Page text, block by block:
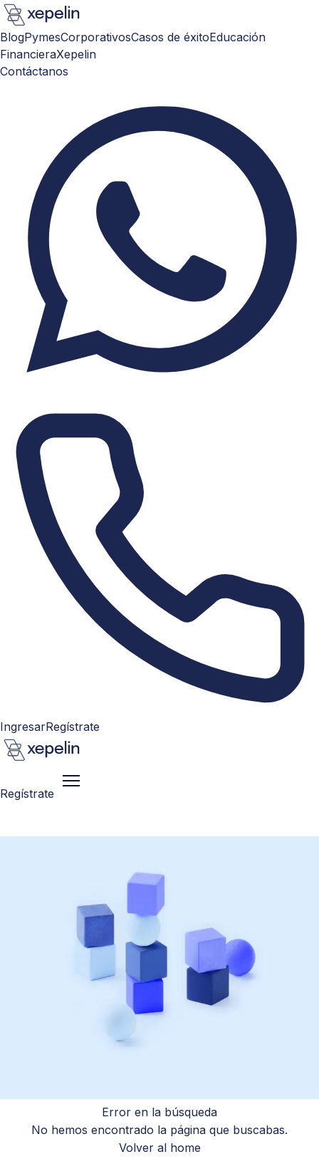
BlogPymesCorporativosCasos de éxitoEducación
FinancieraXepelin
Contáctanos
IngresarRegístrate
Regístrate
Error en la búsqueda
No hemos encontrado la página que buscabas.
Volver al home